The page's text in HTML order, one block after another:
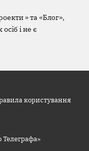
» та «Блог»,
і не є
користування